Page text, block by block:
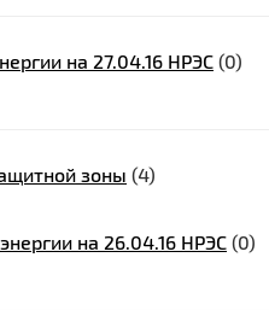
на 27.04.16 НРЭС (0)
зоны (4)
на 26.04.16 НРЭС (0)